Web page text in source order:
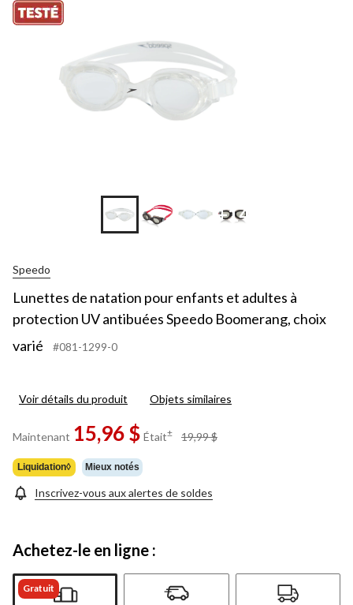
+14
Speedo
Lunettes de natation pour enfants et adultes à
protection UV antibuées Speedo Boomerang, choix
varié
#081-1299-0
Voir détails du produit Objets similaires
Maintenant 15,96 $ Était± 19,99 $
Liquidation◊ Mieux notés
Inscrivez-vous aux alertes de soldes
Achetez-le en ligne :
Gratuit